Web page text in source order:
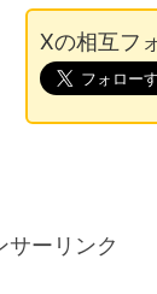
Xの相互フ
サーリンク